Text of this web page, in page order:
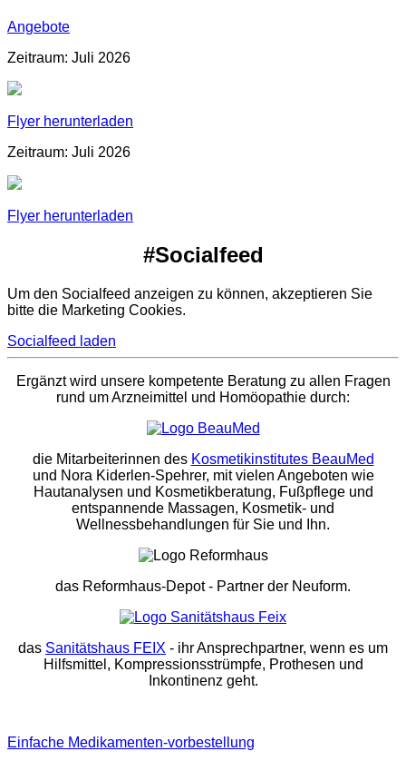
Angebote
Zeitraum: Juli 2026
Flyer herunterladen
Zeitraum: Juli 2026
Flyer herunterladen
#Socialfeed
Um den Socialfeed anzeigen zu können, akzeptieren Sie
bitte die Marketing Cookies.
Socialfeed laden
Ergänzt wird unsere kompetente Beratung zu allen Fragen
rund um Arzneimittel und Homöopathie durch:
die Mitarbeiterinnen des Kosmetikinstitutes BeauMed
und Nora Kiderlen-Spehrer, mit vielen Angeboten wie
Hautanalysen und Kosmetikberatung, Fußpflege und
entspannende Massagen, Kosmetik- und
Wellnessbehandlungen für Sie und Ihn.
das Reformhaus-Depot- Partner der Neuform.
das Sanitätshaus FEIX - ihr Ansprechpartner, wenn es um
Hilfsmittel, Kompressionsstrümpfe, Prothesen und
Inkontinenz geht.
Einfache Medikamenten-vorbestellung